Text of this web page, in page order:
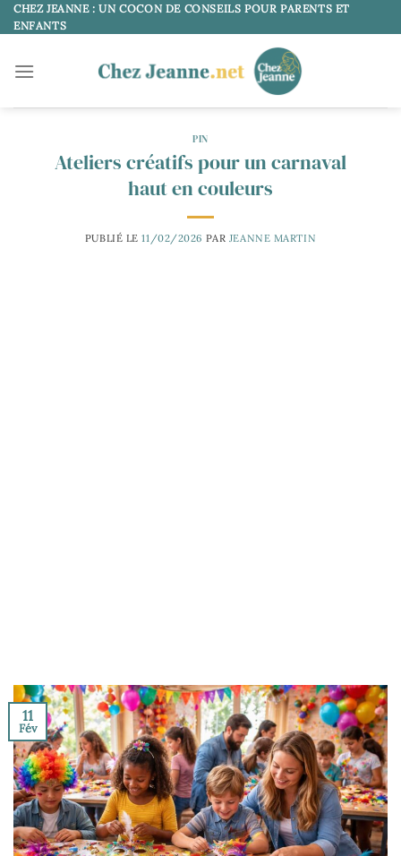
Passer
au
CHEZ JEANNE : UN COCON DE CONSEILS POUR PARENTS ET
ENFANTS
PIN
Ateliers créatifs pour un carnaval
haut en couleurs
PUBLIÉ LE11/02/2026 PAR JEANNE MARTIN
11
Fév